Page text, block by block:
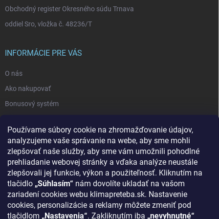
Používame súbory cookie na zhromažďovanie údajov,
analyzujeme vaše správanie na webe, aby sme mohli
zlepšovať naše služby, aby sme vám umožnili pohodlné
prehliadanie webovej stránky a vďaka analýze neustále
zlepšovali jej funkcie, výkon a použiteľnosť. Kliknutím na
tlačidlo „Súhlasím“ nám dovolíte ukladať na vašom
zariadení cookies webu klimapreteba.sk. Nastavenie
cookies, personalizácie a reklamy môžete zmeniť pod
tlačidlom „Nastavenia“. Zakliknutím iba „nevyhnutné“
Obchodný register Okresného súdu Trnava
oddiel Sro, vložka č. 48236/T
INFORMÁCIE PRE VÁS
O nás
Ako nakupovať
Bonusový systém
Blog - najnovšie články
Obchodné podmienky
Podmienky ochrany osobných údajov
Odstúpenie od zmluvy
Kontakty